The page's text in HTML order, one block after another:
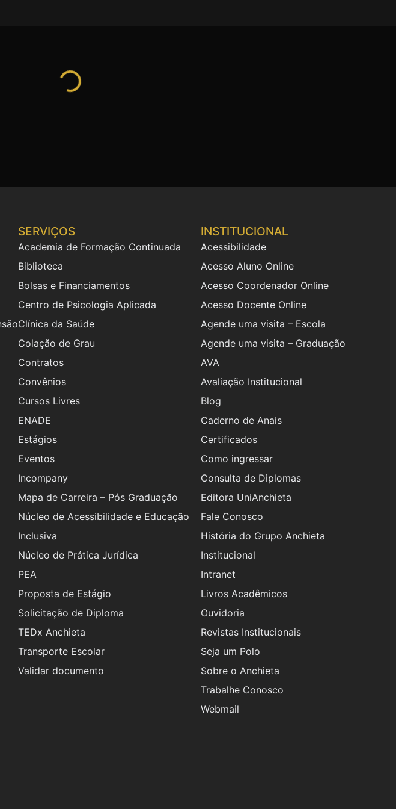
SERVIÇOS
Academia de Formação Continuada
Biblioteca
Bolsas e Financiamentos
Centro de Psicologia Aplicada
Clínica da Saúde
Colação de Grau
Contratos
Convênios
Cursos Livres
ENADE
Estágios
Eventos
Incompany
Mapa de Carreira – Pós Graduação
Núcleo de Acessibilidade e Educação
Inclusiva
Núcleo de Prática Jurídica
PEA
Proposta de Estágio
Solicitação de Diploma
TEDx Anchieta
Transporte Escolar
Validar documento
INSTITUCIONAL
Acessibilidade
Acesso Aluno Online
Acesso Coordenador Online
Acesso Docente Online
Agende uma visita – Escola
Agende uma visita – Graduação
AVA
Avaliação Institucional
Blog
Caderno de Anais
Certificados
Como ingressar
Consulta de Diplomas
Editora UniAnchieta
Fale Conosco
História do Grupo Anchieta
Institucional
Intranet
Livros Acadêmicos
Ouvidoria
Revistas Institucionais
Seja um Polo
Sobre o Anchieta
Trabalhe Conosco
Webmail